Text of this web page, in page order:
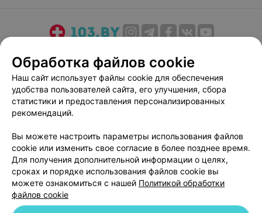
Медицинский маркетинг
Публичный договор
Пользовательское соглашение
Способы оплаты
Вакансии
Партнеры
Написать руководителю 103.by
Персональные настройки cookie
Обработка персональных данных
Обработка файлов cookie
Наш сайт использует файлы cookie для обеспечения
удобства пользователей сайта, его улучшения, сбора
статистики и предоставления персонализированных
рекомендаций.
Вы можете настроить параметры использования файлов
cookie или изменить свое согласие в более позднее время.
Для получения дополнительной информации о целях,
сроках и порядке использования файлов cookie вы
можете ознакомиться с нашей Политикой обработки
файлов cookie